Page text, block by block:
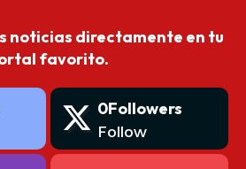
noticias directamente en tu
favorito.
0Followers
Follow